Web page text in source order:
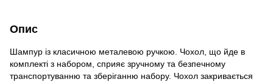
Опис
Шампур із класичною металевою ручкою. Чохол, що йде в
комплекті з набором, сприяє зручному та безпечному
транспортуванню та зберіганню набору. Чохол закривається